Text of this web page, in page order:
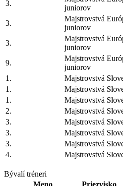
3.
juniorov
3.
Majstrovstvá
juniorov
3.
Majstrovstvá
juniorov
9.
Majstrovstvá
juniorov
1.
Majstrovstvá
1.
Majstrovstvá
1.
Majstrovstvá
2.
Majstrovstvá
3.
Majstrovstvá
3.
Majstrovstvá
3.
Majstrovstvá
4.
Majstrovstvá
Bývalí tréneri
Meno
Priezvisko